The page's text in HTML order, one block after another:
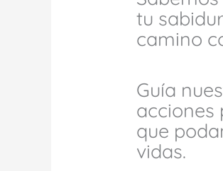
tu
camino
Guía
acciones
que
vidas.